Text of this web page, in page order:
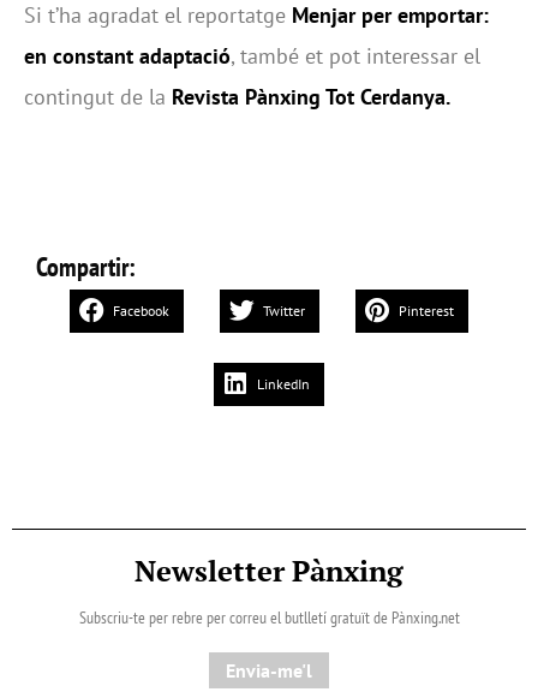
Si t’ha agradat el reportatge Menjar per emportar:
en constant adaptació, també et pot interessar el
contingut de la Revista Pànxing Tot Cerdanya.
Compartir:
Facebook Twitter Pinterest
LinkedIn
Newsletter Pànxing
Subscriu-te per rebre per correu el butlletí gratuït de Pànxing.net​
Envia-me'l